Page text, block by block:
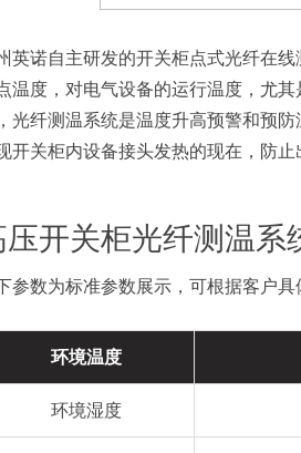
英诺自主研发的开关柜点式光纤在
温度，对电气设备的运行温度，尤
光纤测温系统是温度升高预警和预
开关柜内设备接头发热的现在，防止
压开关柜光纤测温系
参数为标准参数展示，可根据客户
环境温度
环境湿度